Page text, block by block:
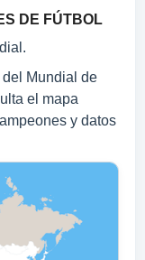
DE FÚTBOL
Mundial de
el mapa
y datos